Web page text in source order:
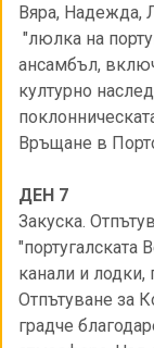
Вяра, Надежда,
"люлка на
ансамбъл,
културно
Връщане в
ДЕН 7
Закуска.
"португалската
канали и лодки,
Отпътуване за
градче